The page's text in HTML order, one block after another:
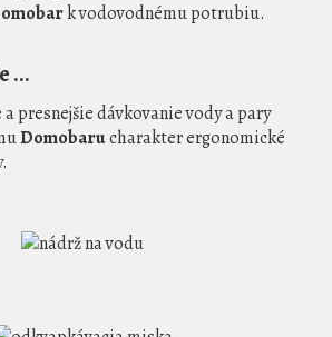
k vodovodnému potrubiu.
...
presnejšie dávkovanie vody a pary
Domobarucharakter ergonomické